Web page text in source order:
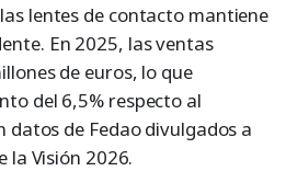
lentes de contacto mantiene
En 2025, las ventas
de euros, lo que
del 6,5% respecto al
datos de Fedao divulgados a
la Visión 2026.